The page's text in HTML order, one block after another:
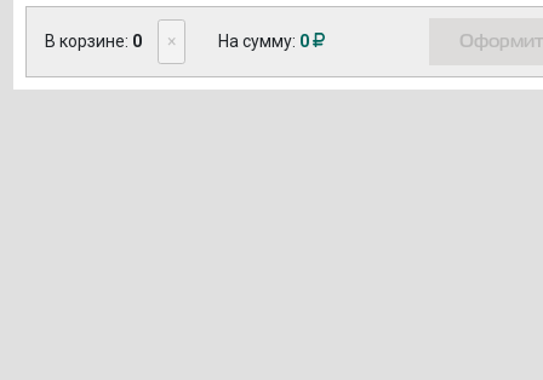
В корзине: 0 × На сумму: 0